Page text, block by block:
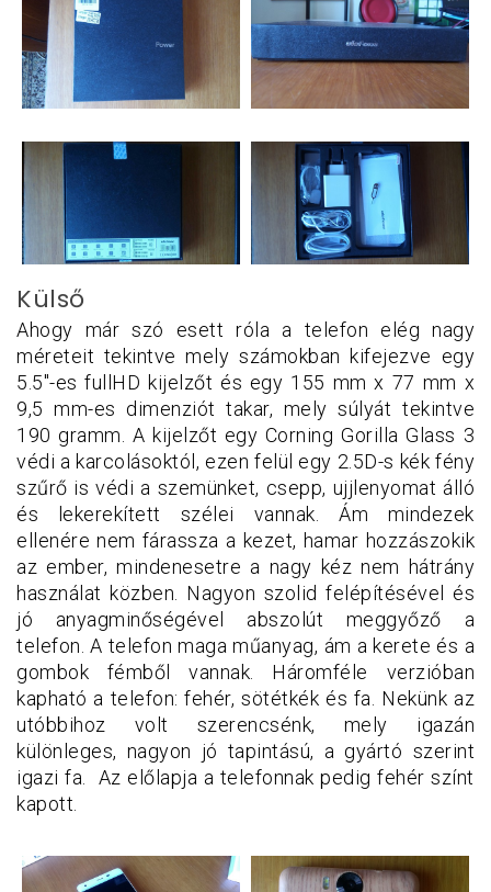
Külső
Ahogy már szó esett róla a telefon elég nagy
méreteit tekintve mely számokban kifejezve egy
5.5"-es fullHD kijelzőt és egy 155 mm x 77 mm x
9,5 mm-es dimenziót takar, mely súlyát tekintve
190 gramm. A kijelzőt egy Corning Gorilla Glass 3
védi a karcolásoktól, ezen felül egy 2.5D-s kék fény
szűrő is védi a szemünket, csepp, ujjlenyomat álló
és lekerekített szélei vannak. Ám mindezek
ellenére nem fárassza a kezet, hamar hozzászokik
az ember, mindenesetre a nagy kéz nem hátrány
használat közben. Nagyon szolid felépítésével és
jó anyagminőségével abszolút meggyőző a
telefon. A telefon maga műanyag, ám a kerete és a
gombok fémből vannak. Háromféle verzióban
kapható a telefon: fehér, sötétkék és fa. Nekünk az
utóbbihoz volt szerencsénk, mely igazán
különleges, nagyon jó tapintású, a gyártó szerint
igazi fa. Az előlapja a telefonnak pedig fehér színt
kapott.